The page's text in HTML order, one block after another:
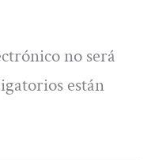
no será
están